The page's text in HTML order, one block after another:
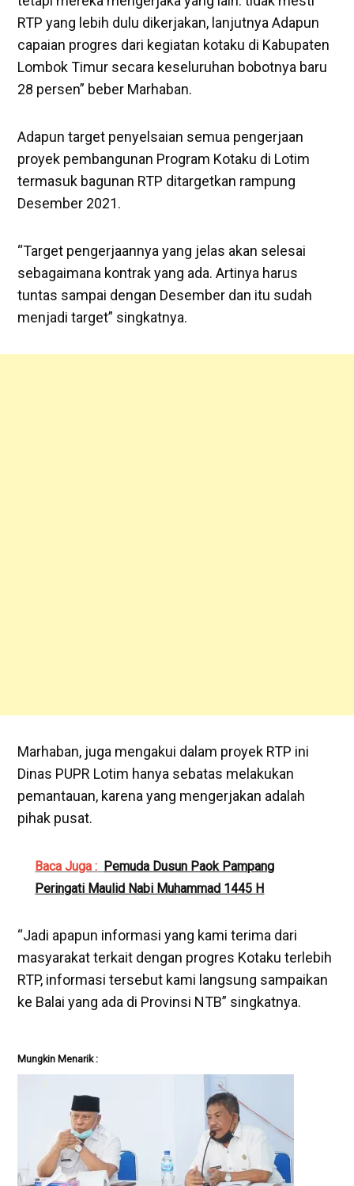
RTP yang lebih dulu dikerjakan, lanjutnya Adapun
capaian progres dari kegiatan kotaku di Kabupaten
Lombok Timur secara keseluruhan bobotnya baru
28 persen” beber Marhaban.
Adapun target penyelsaian semua pengerjaan
proyek pembangunan Program Kotaku di Lotim
termasuk bagunan RTP ditargetkan rampung
Desember 2021.
“Target pengerjaannya yang jelas akan selesai
sebagaimana kontrak yang ada. Artinya harus
tuntas sampai dengan Desember dan itu sudah
menjadi target” singkatnya.
Marhaban, juga mengakui dalam proyek RTP ini
Dinas PUPR Lotim hanya sebatas melakukan
pemantauan, karena yang mengerjakan adalah
pihak pusat.
Baca Juga : Pemuda Dusun Paok Pampang
Peringati Maulid Nabi Muhammad 1445 H
“Jadi apapun informasi yang kami terima dari
masyarakat terkait dengan progres Kotaku terlebih
RTP, informasi tersebut kami langsung sampaikan
ke Balai yang ada di Provinsi NTB” singkatnya.
Mungkin Menarik :